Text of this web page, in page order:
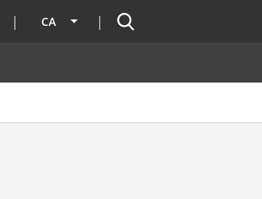
CA Llista les accions addicionals
Cercador